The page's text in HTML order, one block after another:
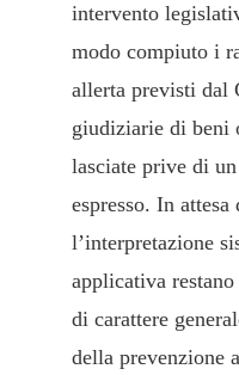
intervento
modo compiuto i
allerta previsti dal
giudiziarie di beni
lasciate prive di
espresso. In
l’interpretazione
applicativa
di carattere
della prevenzione